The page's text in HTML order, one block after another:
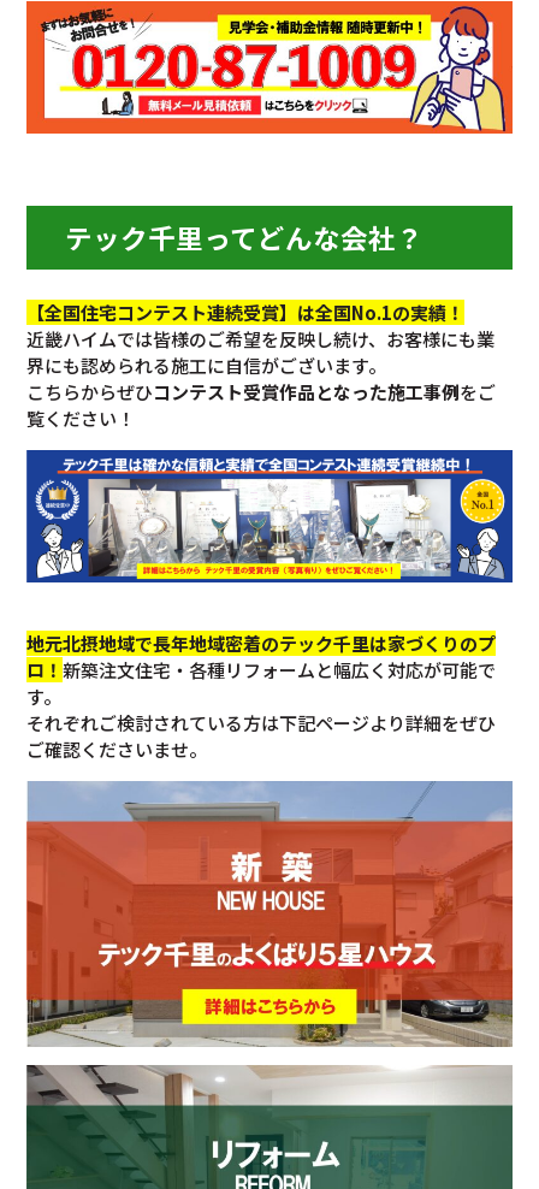
テック千里ってどんな会社？
【全国住宅コンテスト連続受賞】は全国No.1の実績！
近畿ハイムでは皆様のご希望を反映し続け、お客様にも業
界にも認められる施工に自信がございます。
こちらからぜひコンテスト受賞作品となった施工事例をご
覧ください！
地元北摂地域で長年地域密着のテック千里は家づくりのプ
ロ！新築注文住宅・各種リフォームと幅広く対応が可能で
す。
それぞれご検討されている方は下記ページより詳細をぜひ
ご確認くださいませ。